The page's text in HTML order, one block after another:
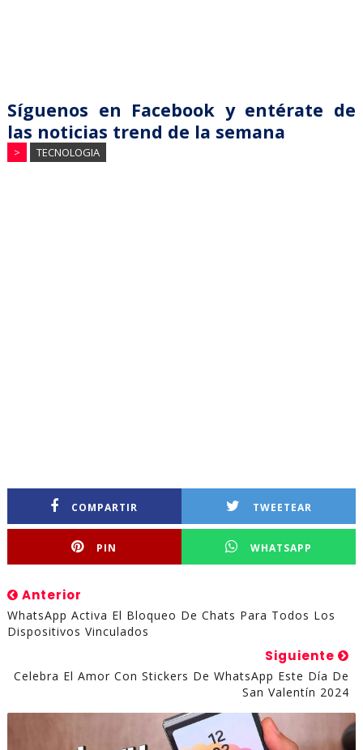
Síguenos en Facebook y entérate de
las noticias trend de la semana
> TECNOLOGIA
COMPARTIR TWEETEAR
PIN WHATSAPP
Anterior
WhatsApp Activa El Bloqueo De Chats Para Todos Los
Dispositivos Vinculados
Siguiente
Celebra El Amor Con Stickers De WhatsApp Este Día De
San Valentín 2024